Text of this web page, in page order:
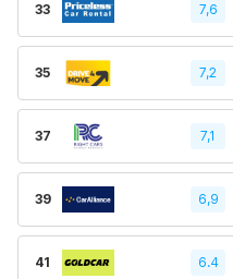
33 7,6
35 7,2
37 7,1
39 6,9
41 6.4